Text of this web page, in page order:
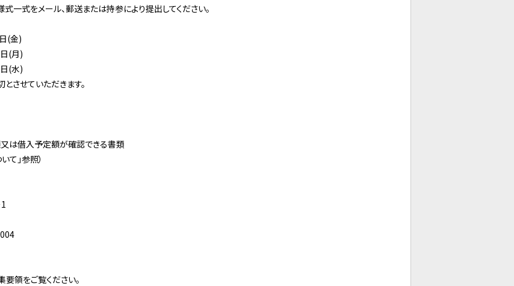
一式をメール、郵送または持参により提出してください。
(金)
(月)
(水)
させていただきます。
は借入予定額が確認できる書類
て」参照）
領をご覧ください。